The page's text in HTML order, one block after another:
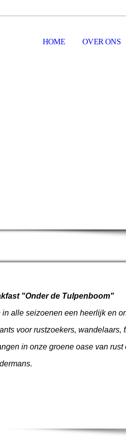
HOME OVER ONS
"Onder de Tulpenboom"
alle seizoenen een heerlijk en
voor rustzoekers,
in onze groene oase van